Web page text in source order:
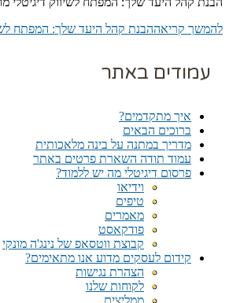
להמשך קריאההבנת קהל היעד שלך: המפתח
עמודים באתר
איך מתקדמים?
ברוכים הבאים
מדריך במתנה על בינה מלאכותית
עמוד תודה השארת פרטים באתר
פרסום דיגיטלי מה יש ללמוד?
וידיאו
טיפים
מאמרים
פודקאסט
קבוצת ווטסאפ של נינג'ה מונקי​
קידום לעסקים מדוע אנו מתאימים?
הצהרת נגישות
לקוחות שלנו
ממליצים